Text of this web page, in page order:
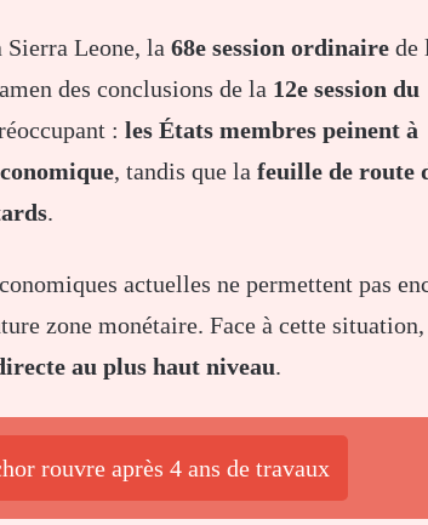
Sierra Leone, la 68e session ordinaire de
des conclusions de la 12e session du
: les États membres peinent à
, tandis que la feuille de route
.
actuelles ne permettent pas
zone monétaire. Face à cette
au plus haut niveau.
rouvre après 4 ans de travaux